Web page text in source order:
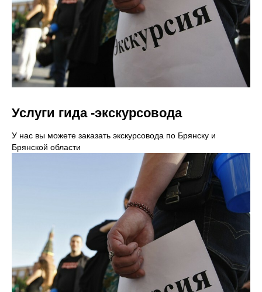
Услуги гида -экскурсовода
У нас вы можете заказать экскурсовода по Брянску и
Брянской области